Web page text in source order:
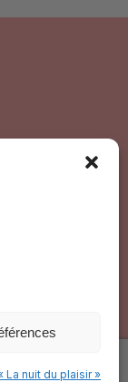
La nuit du plaisir »